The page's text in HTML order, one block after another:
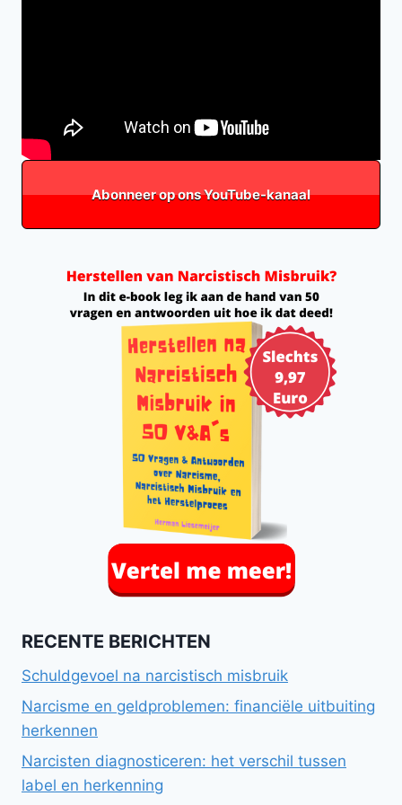
Abonneer op ons YouTube-kanaal
RECENTE BERICHTEN
Schuldgevoel na narcistisch misbruik
Narcisme en geldproblemen: financiële uitbuiting
herkennen
Narcisten diagnosticeren: het verschil tussen
label en herkenning